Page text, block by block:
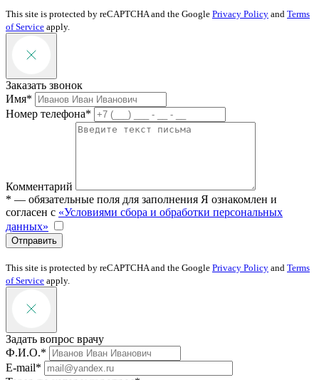
This site is protected by reCAPTCHA and the Google Privacy Policy and Terms
of Service apply.
Заказать звонок
Имя*
Номер телефона*
Комментарий
* — обязательные поля для заполнения Я ознакомлен и
согласен с «Условиями сбора и обработки персональных
данных»
Отправить
This site is protected by reCAPTCHA and the Google Privacy Policy and Terms
of Service apply.
Задать вопрос врачу
Ф.И.О.*
E-mail*